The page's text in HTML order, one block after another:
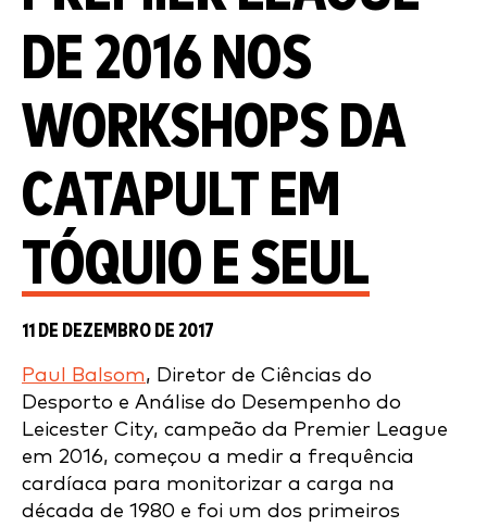
DE 2016 NOS
WORKSHOPS DA
CATAPULT EM
TÓQUIO E SEUL
11 DE DEZEMBRO DE 2017
Paul Balsom, Diretor de Ciências do
Desporto e Análise do Desempenho do
Leicester City, campeão da Premier League
em 2016, começou a medir a frequência
cardíaca para monitorizar a carga na
década de 1980 e foi um dos primeiros